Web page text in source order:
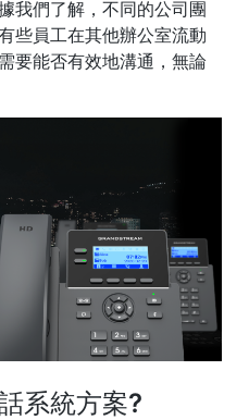
我們了解，不同的公司團
些員工在其他辦公室流動
要能否有效地溝通，無論
系統方案?